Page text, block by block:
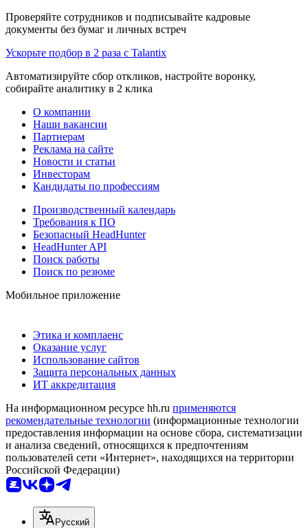
Проверяйте сотрудников и подписывайте кадровые
документы без бумаг и личных встреч
Ускорьте подбор в 2 раза с Talantix
Автоматизируйте сбор откликов, настройте воронку,
собирайте аналитику в 2 клика
О компании
Наши вакансии
Партнерам
Реклама на сайте
Новости и статьи
Инвесторам
Кандидаты по профессиям
Производственный календарь
Требования к ПО
Безопасный HeadHunter
HeadHunter API
Поиск работы
Поиск по резюме
Мобильное приложение
Этика и комплаенс
Оказание услуг
Использование сайтов
Защита персональных данных
ИТ аккредитация
На информационном ресурсе hh.ru применяются
рекомендательные технологии (информационные технологии
предоставления информации на основе сбора, систематизации
и анализа сведений, относящихся к предпочтениям
пользователей сети «Интернет», находящихся на территории
Российской Федерации)
Русский